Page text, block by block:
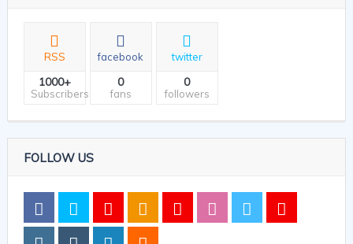
RSS
1000+
Subscribers
facebook
0
fans
twitter
0
followers
FOLLOW US